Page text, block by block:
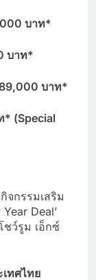
บาท*
บาท*
บาท*
* (Special
จกรรมเสริม
Deal’
ว์รูม เอ็กซ์
เทศไทย